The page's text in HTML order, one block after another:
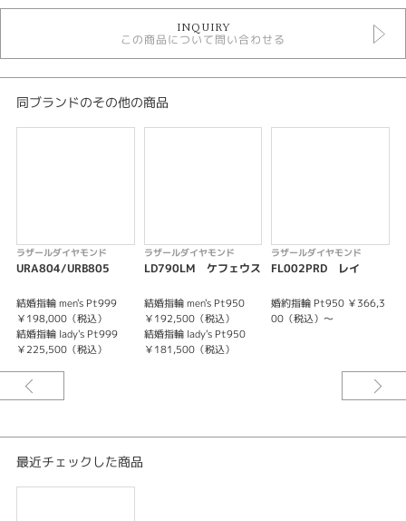
結婚指輪
三大カッターズブランド
三大カッターズブランド 結婚指輪
結婚指輪 ゴージャス
結婚指輪 ストレート
結婚指輪 プラチナカラー
人気ブランド結婚指輪
テイスト
結婚指輪 ゴージャス
性別
レディース
メンズ
婚約指輪・結婚指輪テイスト
INQUIRY
この商品について問い合わせる
同ブランドのその他の商品
ラザールダイヤモンド
URA804/URB805
結婚指輪 men's Pt999
￥198,000（税込）
結婚指輪 lady's Pt999
￥225,500（税込）
ラザールダイヤモンド
LD790LM ケフェウス
結婚指輪 men's Pt950
￥192,500（税込）
結婚指輪 lady's Pt950
￥181,500（税込）
ラザールダイヤモンド
FL002PRD レイ
婚約指輪 Pt950 ￥366,3
00（税込）～
最近チェックした商品